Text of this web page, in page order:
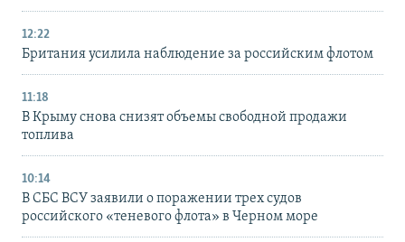
12:22
Британия усилила наблюдение за российским флотом
11:18
В Крыму снова снизят объемы свободной продажи
топлива
10:14
В СБС ВСУ заявили о поражении трех судов
российского «теневого флота» в Черном море